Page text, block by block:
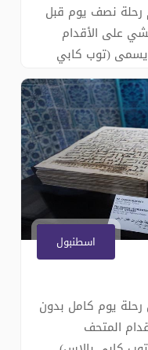
رحلة نصف يوم قبل
على الأقدام
يسمى (توب كابي
في أيام الدولة
مثل سيف الرسول
ومصحف عثمان بن
اسطنبول
يوم كامل بدون
المتحف